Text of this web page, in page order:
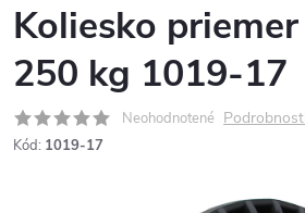
Koliesko
250 kg 1019-17
Neohodnotené
Kód: 1019-17